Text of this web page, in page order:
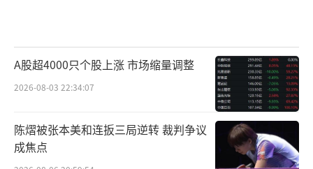
A股超4000只个股上涨 市场缩量调整
2026-08-03 22:34:07
陈熠被张本美和连扳三局逆转 裁判争议
成焦点